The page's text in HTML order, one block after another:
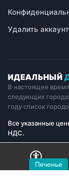
Удалить аккаунт
ИДЕАЛЬНЫЙ
В настоящее
следующих
году список
Все указанные
НДС.
Печенье